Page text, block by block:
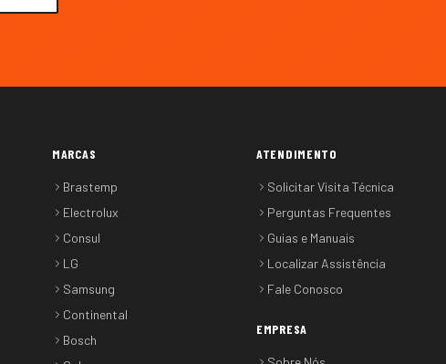
MARCAS
Brastemp
Electrolux
Consul
LG
Samsung
Continental
Bosch
ATENDIMENTO
Solicitar Visita Técnica
Perguntas Frequentes
Guias e Manuais
Localizar Assistência
Fale Conosco
EMPRESA